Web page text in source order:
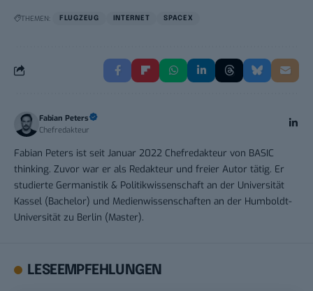
THEMEN: FLUGZEUG INTERNET SPACEX
Fabian Peters
Chefredakteur
Fabian Peters ist seit Januar 2022 Chefredakteur von BASIC
thinking. Zuvor war er als Redakteur und freier Autor tätig. Er
studierte Germanistik & Politikwissenschaft an der Universität
Kassel (Bachelor) und Medienwissenschaften an der Humboldt-
Universität zu Berlin (Master).
LESEEMPFEHLUNGEN